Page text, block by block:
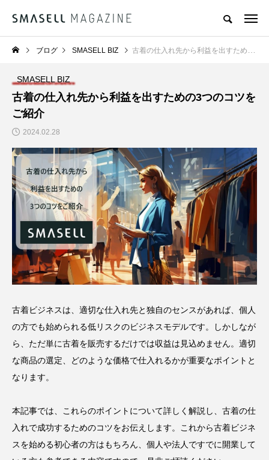
ブログ SMASELL BIZ 古着の仕入れ先から利益を出すための3つのコツをご紹介
SMASELL BIZ
古着の仕入れ先から利益を出すための3つのコツを
ご紹介
2024.02.28
古着ビジネスは、適切な仕入れ先と独自のセンスがあれば、個人
の方でも始められる低リスクのビジネスモデルです。しかしなが
ら、ただ単に古着を販売するだけでは収益は見込めません。適切
な商品の選定、どのような価格で仕入れるかが重要なポイントと
なります。
本記事では、これらのポイントについて詳しく解説し、古着の仕
入れで成功するためのコツをお伝えします。これから古着ビジネ
スを始める初心者の方はもちろん、個人や法人ですでに開業して